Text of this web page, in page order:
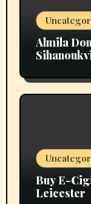
Almila
Buy E-
Leicester